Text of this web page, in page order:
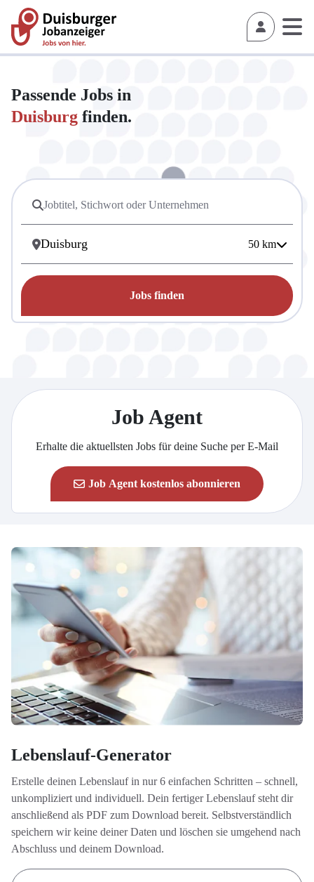
Passende Jobs in
Duisburg finden.
50 km
Jobs finden
Job Agent
Erhalte die aktuellsten Jobs für deine Suche per E-Mail
Job Agent kostenlos abonnieren
Lebenslauf-Generator
Erstelle deinen Lebenslauf in nur 6 einfachen Schritten – schnell,
unkompliziert und individuell. Dein fertiger Lebenslauf steht dir
anschließend als PDF zum Download bereit. Selbstverständlich
speichern wir keine deiner Daten und löschen sie umgehend nach
Abschluss und deinem Download.